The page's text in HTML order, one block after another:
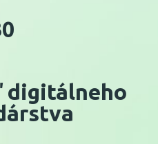
digitálneho